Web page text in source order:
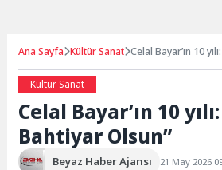
Ana Sayfa Kültür Sanat Celal Bayar’ın 10
Kültür Sanat
Celal Bayar’ın 10
Bahtiyar Olsun”
Beyaz Haber Ajansı
21 May 2026